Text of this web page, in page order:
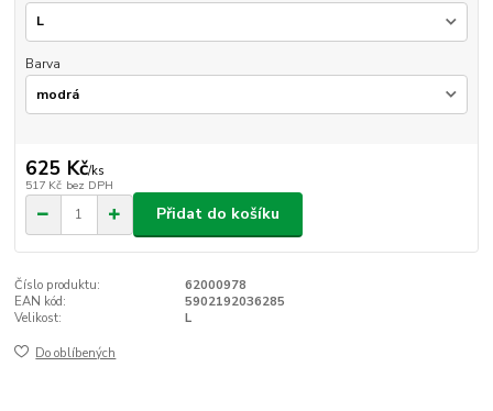
Barva
625 Kč/ks
517 Kč bez DPH
Přidat do košíku
Číslo produktu:
62000978
EAN kód:
5902192036285
Velikost:
L
Do oblíbených